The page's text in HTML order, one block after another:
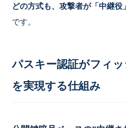
どの方式も、攻撃者が「中継役
です。
パスキー認証がフィ
を実現する仕組み